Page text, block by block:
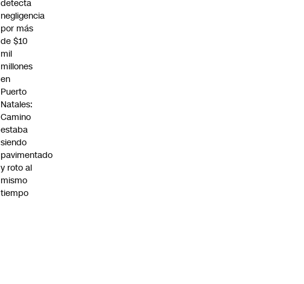
detecta
negligencia
por más
de $10
mil
millones
en
Puerto
Natales:
Camino
estaba
siendo
pavimentado
y roto al
mismo
tiempo